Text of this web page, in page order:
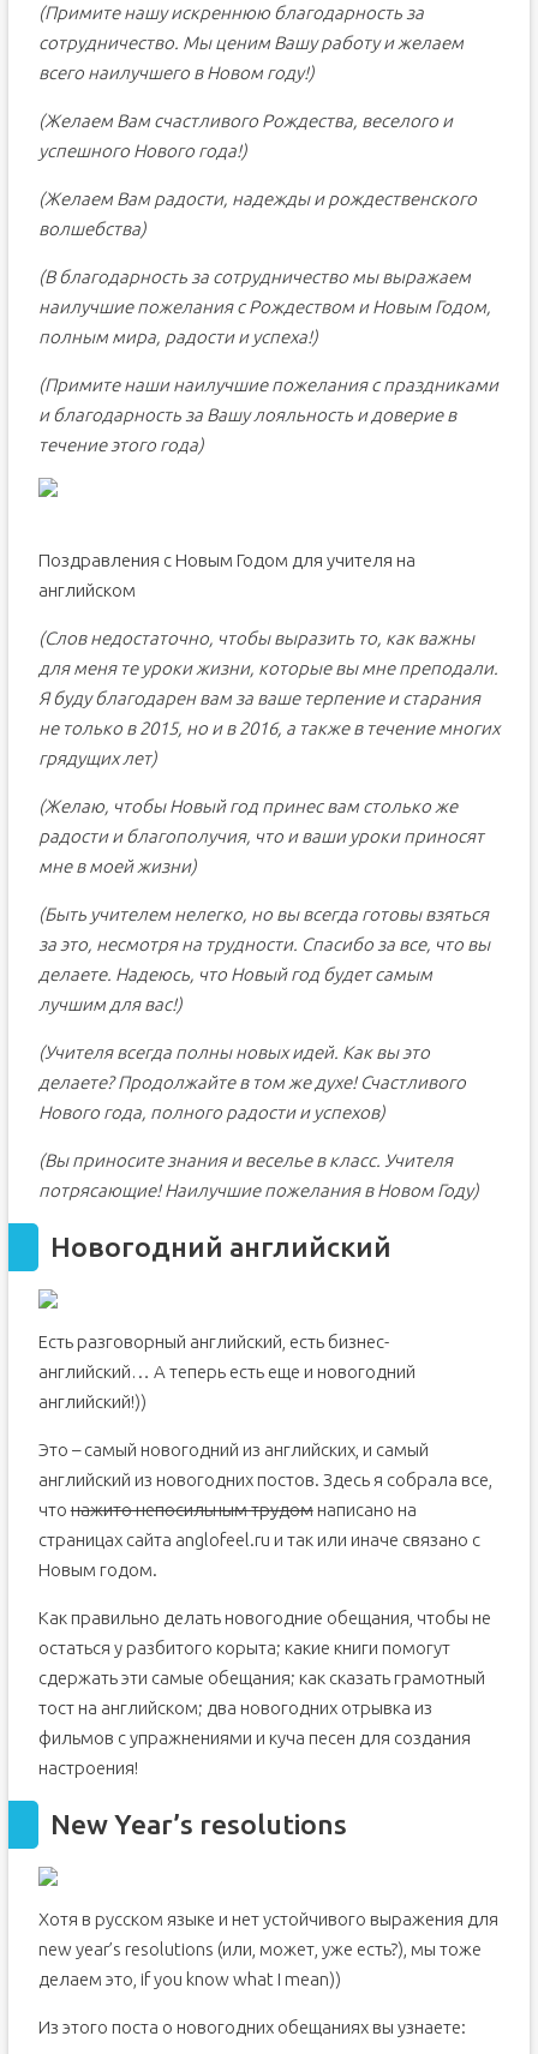
(Примите нашу искреннюю благодарность за
сотрудничество. Мы ценим Вашу работу и желаем
всего наилучшего в Новом году!)
(Желаем Вам счастливого Рождества, веселого и
успешного Нового года!)
(Желаем Вам радости, надежды и рождественского
волшебства)
(В благодарность за сотрудничество мы выражаем
наилучшие пожелания с Рождеством и Новым Годом,
полным мира, радости и успеха!)
(Примите наши наилучшие пожелания с праздниками
и благодарность за Вашу лояльность и доверие в
течение этого года)
Поздравления с Новым Годом для учителя на
английском
(Слов недостаточно, чтобы выразить то, как важны
для меня те уроки жизни, которые вы мне преподали.
Я буду благодарен вам за ваше терпение и старания
не только в 2015, но и в 2016, а также в течение многих
грядущих лет)
(Желаю, чтобы Новый год принес вам столько же
радости и благополучия, что и ваши уроки приносят
мне в моей жизни)
(Быть учителем нелегко, но вы всегда готовы взяться
за это, несмотря на трудности. Спасибо за все, что вы
делаете. Надеюсь, что Новый год будет самым
лучшим для вас!)
(Учителя всегда полны новых идей. Как вы это
делаете? Продолжайте в том же духе! Счастливого
Нового года, полного радости и успехов)
(Вы приносите знания и веселье в класс. Учителя
потрясающие! Наилучшие пожелания в Новом Году)
Новогодний английский
Есть разговорный английский, есть бизнес-
английский… А теперь есть еще и новогодний
английский!))
Это – самый новогодний из английских, и самый
английский из новогодних постов. Здесь я собрала все,
чтонажито непосильным трудомнаписано на
страницах сайта anglofeel.ru и так или иначе связано с
Новым годом.
Как правильно делать новогодние обещания, чтобы не
остаться у разбитого корыта; какие книги помогут
сдержать эти самые обещания; как сказать грамотный
тост на английском; два новогодних отрывка из
фильмов с упражнениями и куча песен для создания
настроения!
New Year’s resolutions
Хотя в русском языке и нет устойчивого выражения для
new year’s resolutions (или, может, уже есть?), мы тоже
делаем это, if you know what I mean))
Из этого поста о новогодних обещаниях вы узнаете: